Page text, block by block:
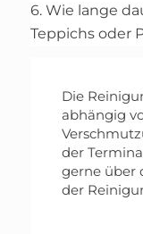
6. Wie lange
Teppichs oder
Die
abhängig
der
gerne über
der